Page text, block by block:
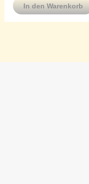
In den Warenkorb